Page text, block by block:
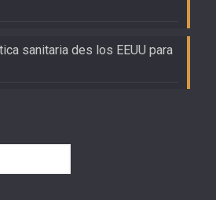
sanitaria des los EEUU para